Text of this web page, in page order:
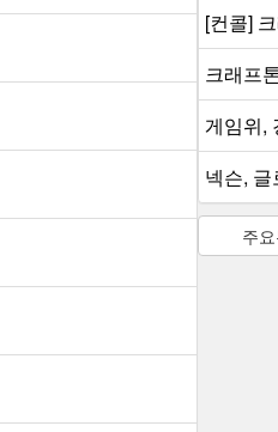
[컨콜]
크래프
게임위,
넥슨, 글
주